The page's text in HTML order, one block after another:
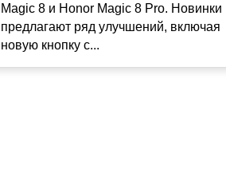
Magic 8 и Honor Magic 8 Pro. Новинки
предлагают ряд улучшений, включая
новую кнопку с...